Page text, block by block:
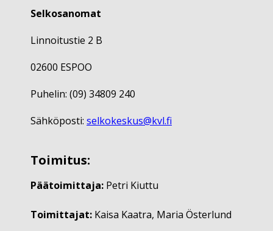
Selkosanomat
Linnoitustie 2 B
02600 ESPOO
Puhelin: (09) 34809 240
Sähköposti: selkokeskus@kvl.fi
Toimitus:
Päätoimittaja: Petri Kiuttu
Toimittajat: Kaisa Kaatra, Maria Österlund